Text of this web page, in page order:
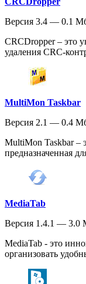
Версия 3.4 — 0.1
CRCDropper – это
удаления CRC-
MultiMon Taskbar
Версия 2.1 — 0.4
MultiMon Taskbar –
предназначенная
MediaTab
Версия 1.4.1 — 3.0
MediaTab - это
организовать